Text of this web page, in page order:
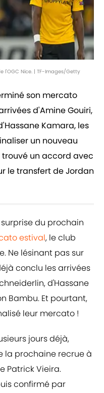
l'OGC Nice. | TF-Images/Getty
son mercato
d'Amine Gouiri,
Kamara, les
un nouveau
trouvé un accord avec
le transfert de Jordan
du prochain
estival, le club
Ne lésinant pas sur
conclu les arrivées
d'Hassane
Bambu. Et pourtant,
leur mercato !
jours déjà,
la prochaine recrue à
Patrick Vieira.
confirmé par